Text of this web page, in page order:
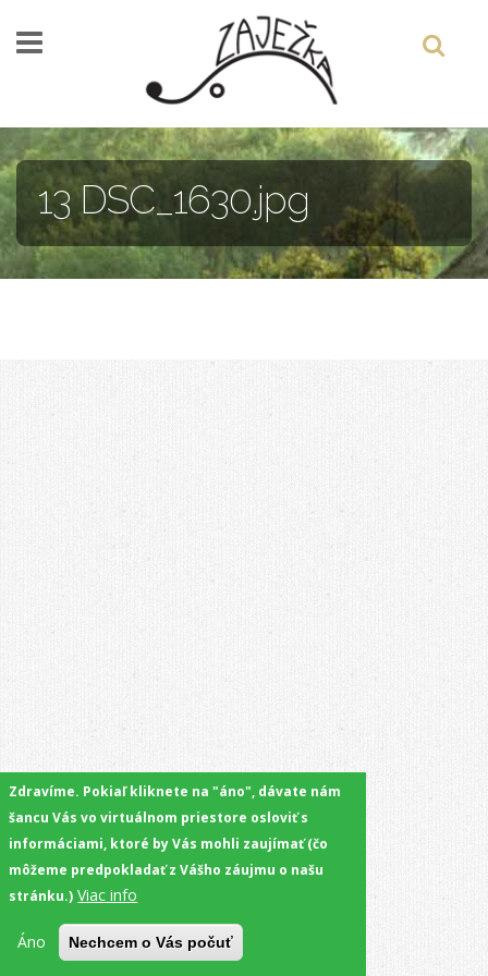
13 DSC_1630.jpg
Zdravíme. Pokiaľ kliknete na "áno", dávate nám
šancu Vás vo virtuálnom priestore osloviť s
informáciami, ktoré by Vás mohli zaujímať (čo
môžeme predpokladať z Vášho záujmu o našu
stránku.) Viac info
Áno Nechcem o Vás počuť